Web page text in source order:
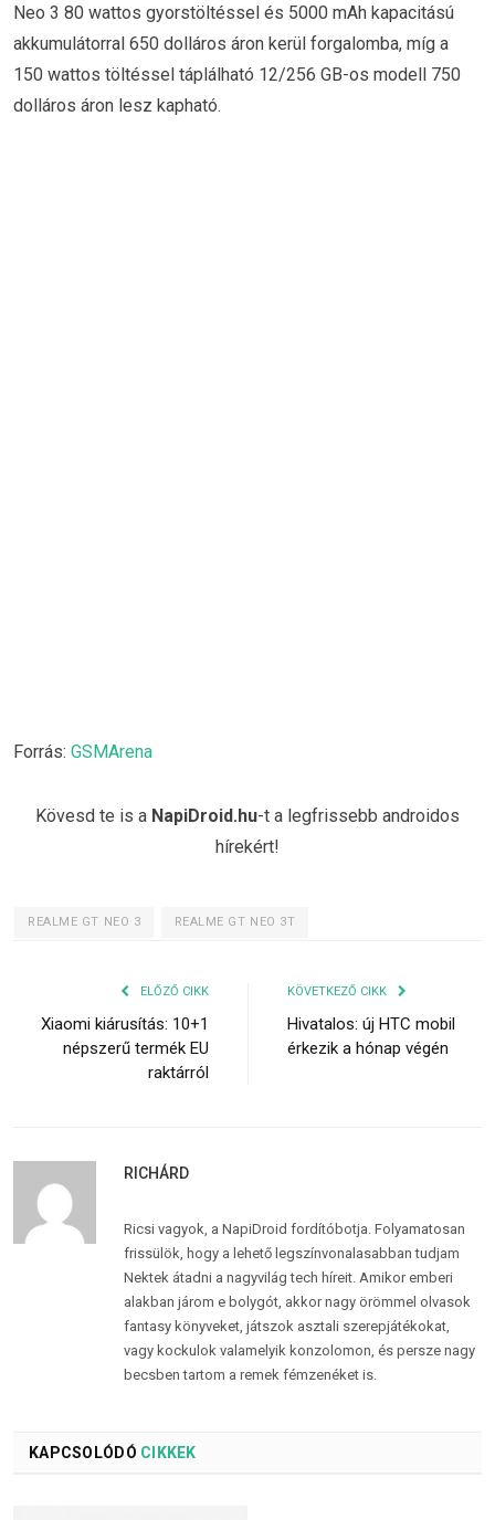
Neo 3 80 wattos gyorstöltéssel és 5000 mAh kapacitású
akkumulátorral 650 dolláros áron kerül forgalomba, míg a
150 wattos töltéssel táplálható 12/256 GB-os modell 750
dolláros áron lesz kapható.
Forrás: GSMArena
Kövesd te is a NapiDroid.hu-t a legfrissebb androidos
hírekért!
REALME GT NEO 3 REALME GT NEO 3T
ELŐZŐ CIKK
Xiaomi kiárusítás: 10+1
népszerű termék EU
raktárról
KÖVETKEZŐ CIKK
Hivatalos: új HTC mobil
érkezik a hónap végén
RICHÁRD
Ricsi vagyok, a NapiDroid fordítóbotja. Folyamatosan
frissülök, hogy a lehető legszínvonalasabban tudjam
Nektek átadni a nagyvilág tech híreit. Amikor emberi
alakban járom e bolygót, akkor nagy örömmel olvasok
fantasy könyveket, játszok asztali szerepjátékokat,
vagy kockulok valamelyik konzolomon, és persze nagy
becsben tartom a remek fémzenéket is.
KAPCSOLÓDÓ CIKKEK